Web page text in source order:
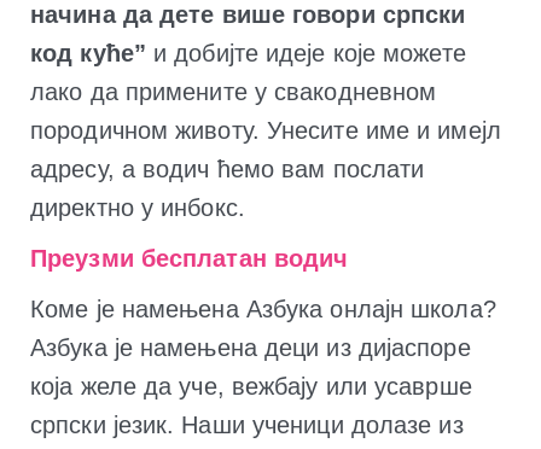
начина да дете више говори српски
код куће” и добијте идеје које можете
лако да примените у свакодневном
породичном животу. Унесите име и имејл
адресу, а водич ћемо вам послати
директно у инбокс.
Преузми бесплатан водич
Коме је намењена Азбука онлајн школа?
Азбука је намењена деци из дијаспоре
која желе да уче, вежбају или усаврше
српски језик. Наши ученици долазе из